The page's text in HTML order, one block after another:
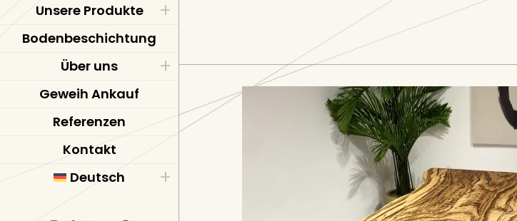
Unsere Produkte
Bodenbeschichtung
Über uns
Geweih Ankauf
Referenzen
Kontakt
Deutsch